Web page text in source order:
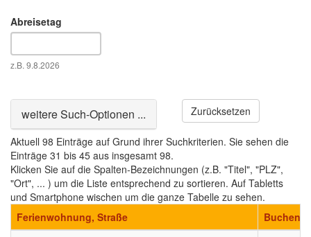
Abreisetag
Datum
z.B. 9.8.2026
Ausblenden
weitere Such-Optionen ... Zurücksetzen
Aktuell 98 Einträge auf Grund ihrer Suchkriterien. Sie sehen die
Einträge 31 bis 45 aus insgesamt 98.
Klicken Sie auf die Spalten-Bezeichnungen (z.B. "Titel", "PLZ",
"Ort", ... ) um die Liste entsprechend zu sortieren. Auf Tabletts
und Smartphone wischen um die ganze Tabelle zu sehen.
Ferienwohnung, Straße
Buchen